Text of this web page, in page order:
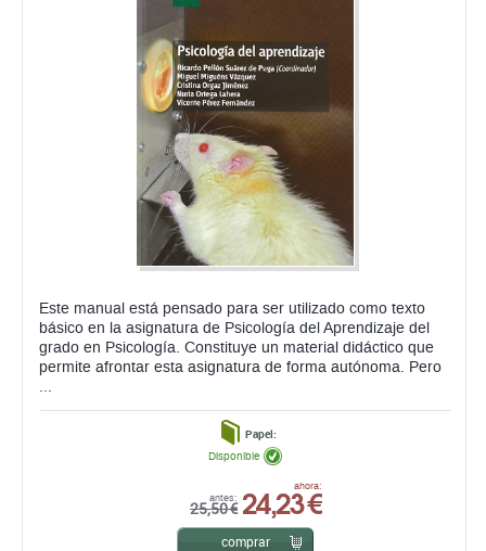
Este manual está pensado para ser utilizado como texto
básico en la asignatura de Psicología del Aprendizaje del
grado en Psicología. Constituye un material didáctico que
permite afrontar esta asignatura de forma autónoma. Pero
Papel:
antes:
25,50 €
ahora:
24,23 €
Disponible
comprar